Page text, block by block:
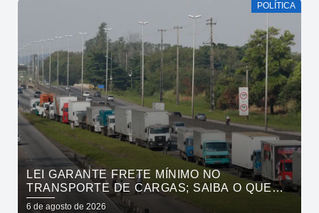
POLÍTICA
LEI GARANTE FRETE MÍNIMO NO
TRANSPORTE DE CARGAS; SAIBA O QUE
MUDA
6 de agosto de 2026